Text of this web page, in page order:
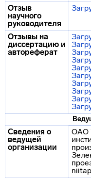
Отзыв
научного
руководителя
Отзывы на
диссертацию и
автореферат
Сведения о
ведущей
организации
ОАО